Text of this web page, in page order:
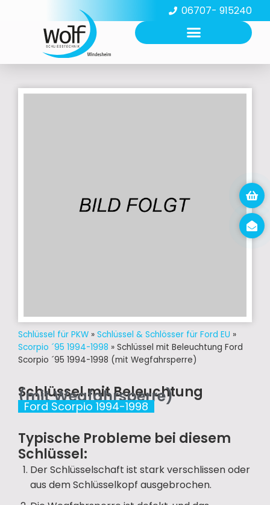
06707- 915240
Schlüssel für PKW » Schlüssel & Schlösser für Ford EU »
Scorpio ´95 1994-1998 » Schlüssel mit Beleuchtung Ford
Scorpio ´95 1994-1998 (mit Wegfahrsperre)
Schlüssel mit Beleuchtung
(mit Wegfahrsperre)
Ford Scorpio 1994-1998
Typische Probleme bei diesem
Schlüssel:
Der Schlüsselschaft ist stark verschlissen oder
aus dem Schlüsselkopf ausgebrochen.